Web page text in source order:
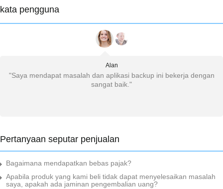
kata pengguna
Alan
"Saya mendapat masalah dan aplikasi backup ini bekerja dengan
sangat baik."
Pertanyaan seputar penjualan
Bagaimana mendapatkan bebas pajak?
Apabila produk yang kami beli tidak dapat menyelesaikan masalah
saya, apakah ada jaminan pengembalian uang?